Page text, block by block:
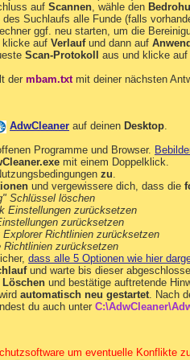
x32 - No Name - {ae07101b-
x32 - Free PDF Perfect -
x32 - Yahoo! Toolbar -
- {E1D2BF42-
- {E1D2BF40-A96B-
https\0x00000001 -
- {E1D2BF40-
- {FFC8B962-
- {20C75730-7C25-476B-
flv - {20C75730-7C25-476B-
mp4 - {20C75730-7C25-
x-flv - {20C75730-7C25-
[DhcpNameServer]
=>
Yahoo!
Web Search
Yahoo!
Google
hxxp://
FlashPlayer -
@microsoft.com/
auf Scannen, wähle den
des Suchlaufs alle Funde (falls
ggf. neu starten, um die
auf Verlaufund dann auf
Scan-Protokoll aus und klicke auf
der mbam.txtmit deiner nächsten
AdwCleaner auf deinen Desktop.
Programme und Browser.
mit einem Doppelklick.
zu.
und vergewissere dich, dass die
Schlüssel löschen
Einstellungen zurücksetzen
zurücksetzen
Explorer Richtlinien zurücksetzen
Richtlinien zurücksetzen
dass alle 5 Optionen wie hier
und warte bis dieser
Löschen und bestätige auftretende
automatisch neu gestartet. Nach
du auch unter
um eventuelle Konflikte